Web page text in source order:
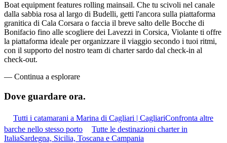
Boat equipment features rolling mainsail. Che tu scivoli nel canale
dalla sabbia rosa al largo di Budelli, getti l'ancora sulla piattaforma
granitica di Cala Corsara o faccia il breve salto delle Bocche di
Bonifacio fino alle scogliere dei Lavezzi in Corsica, Violante ti offre
la piattaforma ideale per organizzare il viaggio secondo i tuoi ritmi,
con il supporto del nostro team di charter sardo dal check-in al
check-out.
— Continua a esplorare
Dove guardare ora.
Tutti i catamarani a Marina di Cagliari | CagliariConfronta altre
barche nello stesso porto
Tutte le destinazioni charter in
ItaliaSardegna, Sicilia, Toscana e Campania